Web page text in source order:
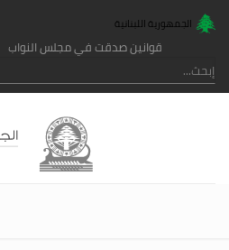
الجمهورية اللبنانية
قوانين صدقت في مجلس النواب